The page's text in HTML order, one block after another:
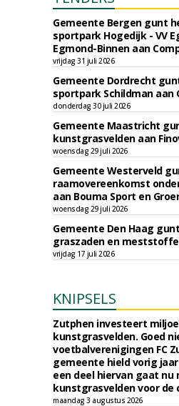
Gemeente Bergen gunt
sportpark Hogedijk - VV
Egmond-Binnen aan
vrijdag 31 juli 2026
Gemeente Dordrecht
sportpark Schildman aan
donderdag 30 juli 2026
Gemeente Maastricht
kunstgrasvelden aan
woensdag 29 juli 2026
Gemeente Westerveld
raamovereenkomst
aan Bouma Sport en
woensdag 29 juli 2026
Gemeente Den Haag
graszaden en
vrijdag 17 juli 2026
KNIPSELS
Zutphen investeert
kunstgrasvelden. Goed
voetbalverenigingen FC
gemeente hield vorig
een deel hiervan gaat nu
kunstgrasvelden voor de
maandag 3 augustus 2026